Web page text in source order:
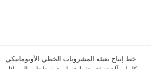
خط إنتاج تعبئة المشروبات الخطي الأوتوماتيكي